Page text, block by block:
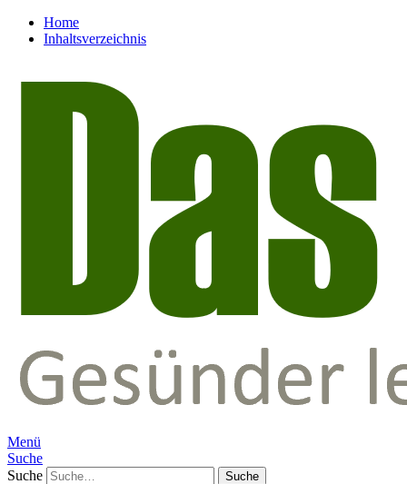
Home
Inhaltsverzeichnis
Menü
Suche
Suche